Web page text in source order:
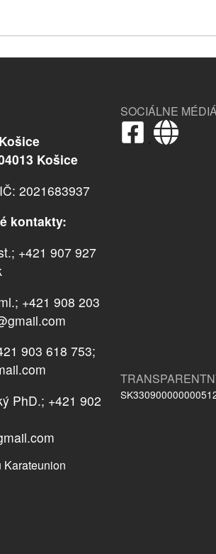
Košice
2021683937
kontakty:
+421 907 927
+421 908 203
903 618 753;
PhD.; +421 902
Karateunion
SOCIÁLNE
,